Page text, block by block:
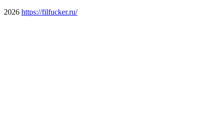
2026 https://filfucker.ru/